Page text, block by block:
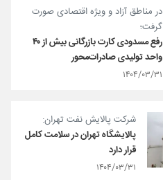
در مناطق آزاد و ویژه اقتصادی صورت
گرفت؛
رفع مسدودی کارت بازرگانی بیش از ۴۰
واحد تولیدی صادرات‌محور
۱۴۰۴/۰۳/۳۱
شرکت پالایش نفت تهران:
پالایشگاه تهران در سلامت کامل
قرار دارد
۱۴۰۴/۰۳/۳۱